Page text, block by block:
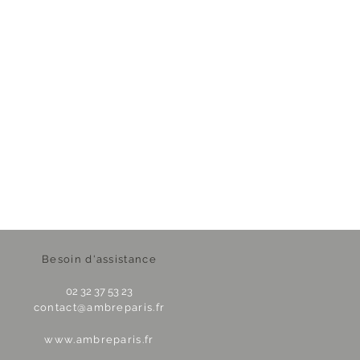
Besoin d'assistance
02 32 37 53 23
contact@ambreparis.fr
www.ambreparis.fr